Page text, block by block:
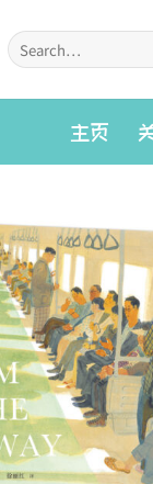
Search
for:
主页
Add to